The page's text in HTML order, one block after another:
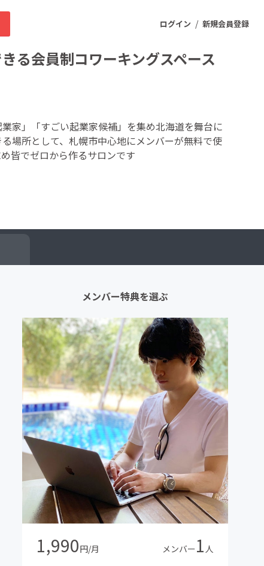
ログイン / 新規会員登録
プロダクト
る会員制コワーキングスペース
家」「すごい起業家候補」を集め北海道を舞台に
場所として、札幌市中心地にメンバーが無料で使
皆でゼロから作るサロンです
メンバー特典を選ぶ
1,990円/月 メンバー1 人